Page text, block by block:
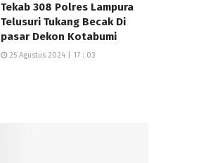
Tekab 308 Polres Lampura
Telusuri Tukang Becak Di
pasar Dekon Kotabumi
25 Agustus 2024 | 17 : 03